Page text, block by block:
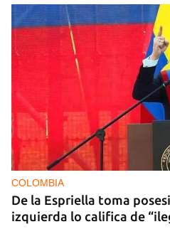
COLOMBIA
De la Espriella toma
izquierda lo califica de